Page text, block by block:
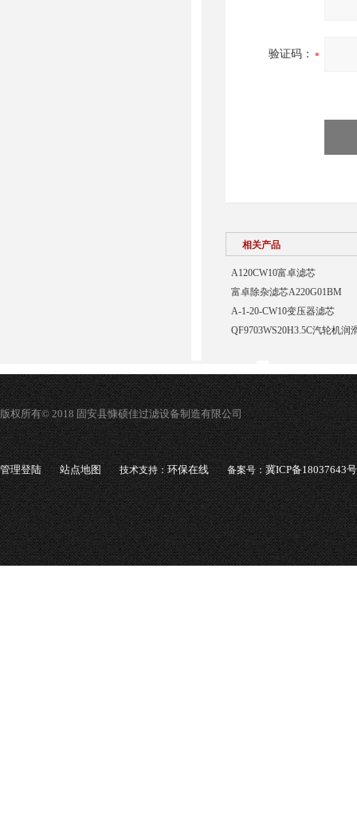
验证码：
相关产品
A120CW10富卓滤芯
富卓除杂滤芯A220G01BM
A-1-20-CW10变压器滤芯
QF9703WS20H3.5C汽轮机润
版权所有© 2018 固安县慷硕佳过滤设备制造有限公司
管理登陆 站点地图 技术支持：环保在线 备案号：冀ICP备18037643